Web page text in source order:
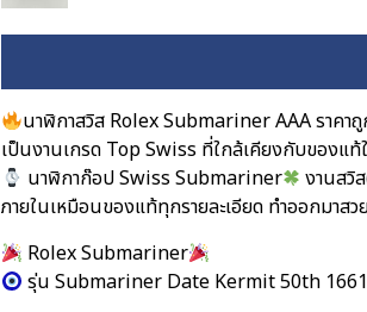
นาฬิกาสวิส Rolex Submariner AAA ราคา
เป็นงานเกรด Top Swiss ที่ใกล้เคียงกับของแท้
นาฬิกาก๊อป Swiss Submariner
งานสวิ
ภายในเหมือนของแท้ทุกรายละเอียด ทำออกมาส
Rolex Submariner
รุ่น Submariner Date Kermit 50th